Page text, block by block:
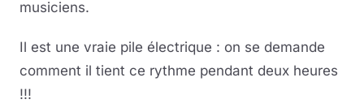
musiciens.
Il est une vraie pile électrique : on se demande
comment il tient ce rythme pendant deux heures
!!!